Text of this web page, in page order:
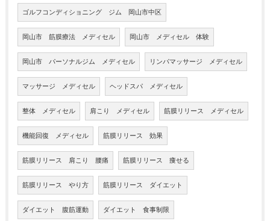
ゴルフコンディショニング ジム 岡山市中区
岡山市 筋膜療法 メディセル 岡山市 メディセル 体験
岡山市 パーソナルジム メディセル リンパマッサージ メディセル
マッサージ メディセル ヘッドスパ メディセル
整体 メディセル 肩こり メディセル 筋膜リリース メディセル
機能回復 メディセル 筋膜リリース 効果
筋膜リリース 肩こり 腰痛 筋膜リリース 痩せる
筋膜リリース やり方 筋膜リリース ダイエット
ダイエット 腹筋運動 ダイエット 食事制限